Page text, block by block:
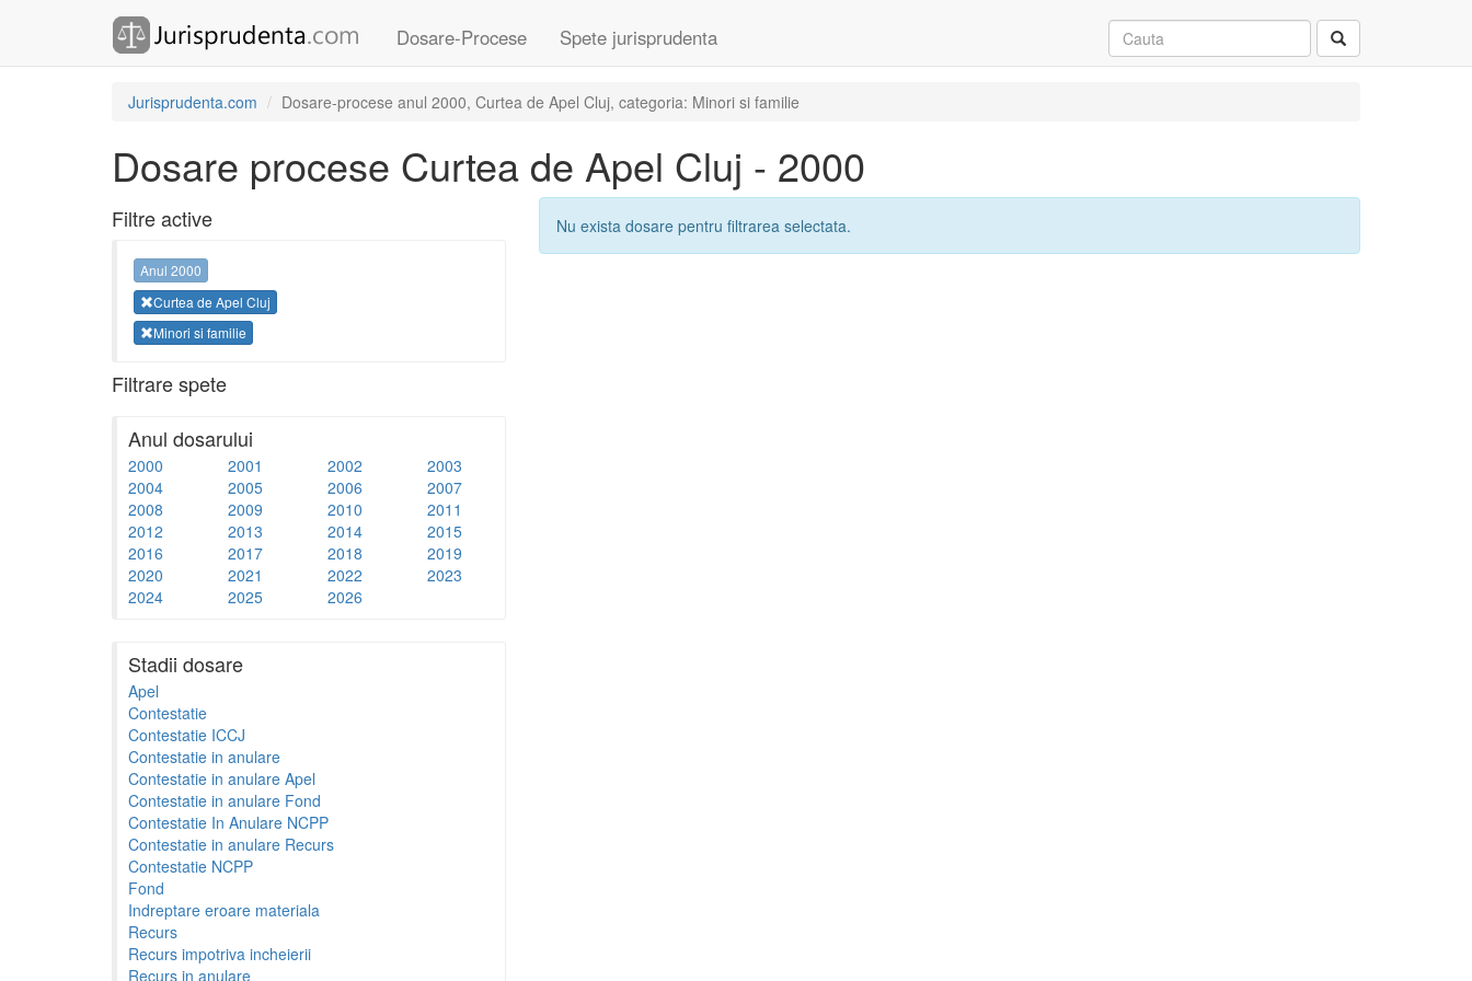
Dosare-Procese Spete jurisprudenta
Jurisprudenta.com Dosare-procese anul 2000, Curtea de Apel Cluj, categoria: Minori si familie
Dosare procese Curtea de Apel Cluj - 2000
Filtre active
Anul 2000
Curtea de Apel Cluj
Minori si familie
Filtrare spete
Anul dosarului
2000 2001 2002
2003
2004
2005 2006
2007
2008
2009 2010
2011
2012
2013 2014
2015
2016
2017 2018
2019
2020
2021 2022
2023
2024
2025 2026
Stadii dosare
Apel
Contestatie
Contestatie ICCJ
Contestatie in anulare
Contestatie in anulare Apel
Contestatie in anulare Fond
Contestatie In Anulare NCPP
Contestatie in anulare Recurs
Contestatie NCPP
Fond
Indreptare eroare materiala
Recurs
Recurs impotriva incheierii
Recurs in anulare
Nu exista dosare pentru filtrarea selectata.